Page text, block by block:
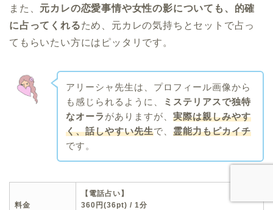
また、 元カレの恋愛事情や女性の影についても、的確
に占ってくれるため、元カレの気持ちとセットで占っ
てもらいたい方にはピッタリです。
アリーシャ先生は、プロフィール画像から
も感じられるように、
ミステリアスで独特
なオーラ がありますが、 実際は親しみやす
く、話しやすい先生で、 霊能力もピカイチ
です。
料金
【 電話占い】
360円(36pt) / 1分